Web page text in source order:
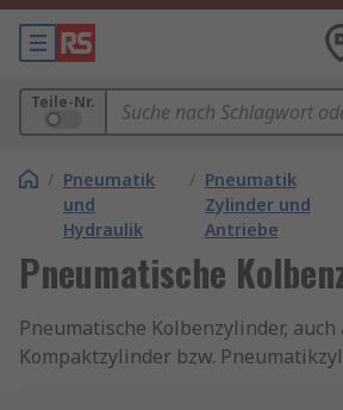
Teile-Nr.
/ Pneumatik
und
Hydraulik
/ Pneumatik
Zylinder und
Antriebe
Pneumatische
Pneumatische Kolbenzylinder, auch
Kompaktzylinder bzw.